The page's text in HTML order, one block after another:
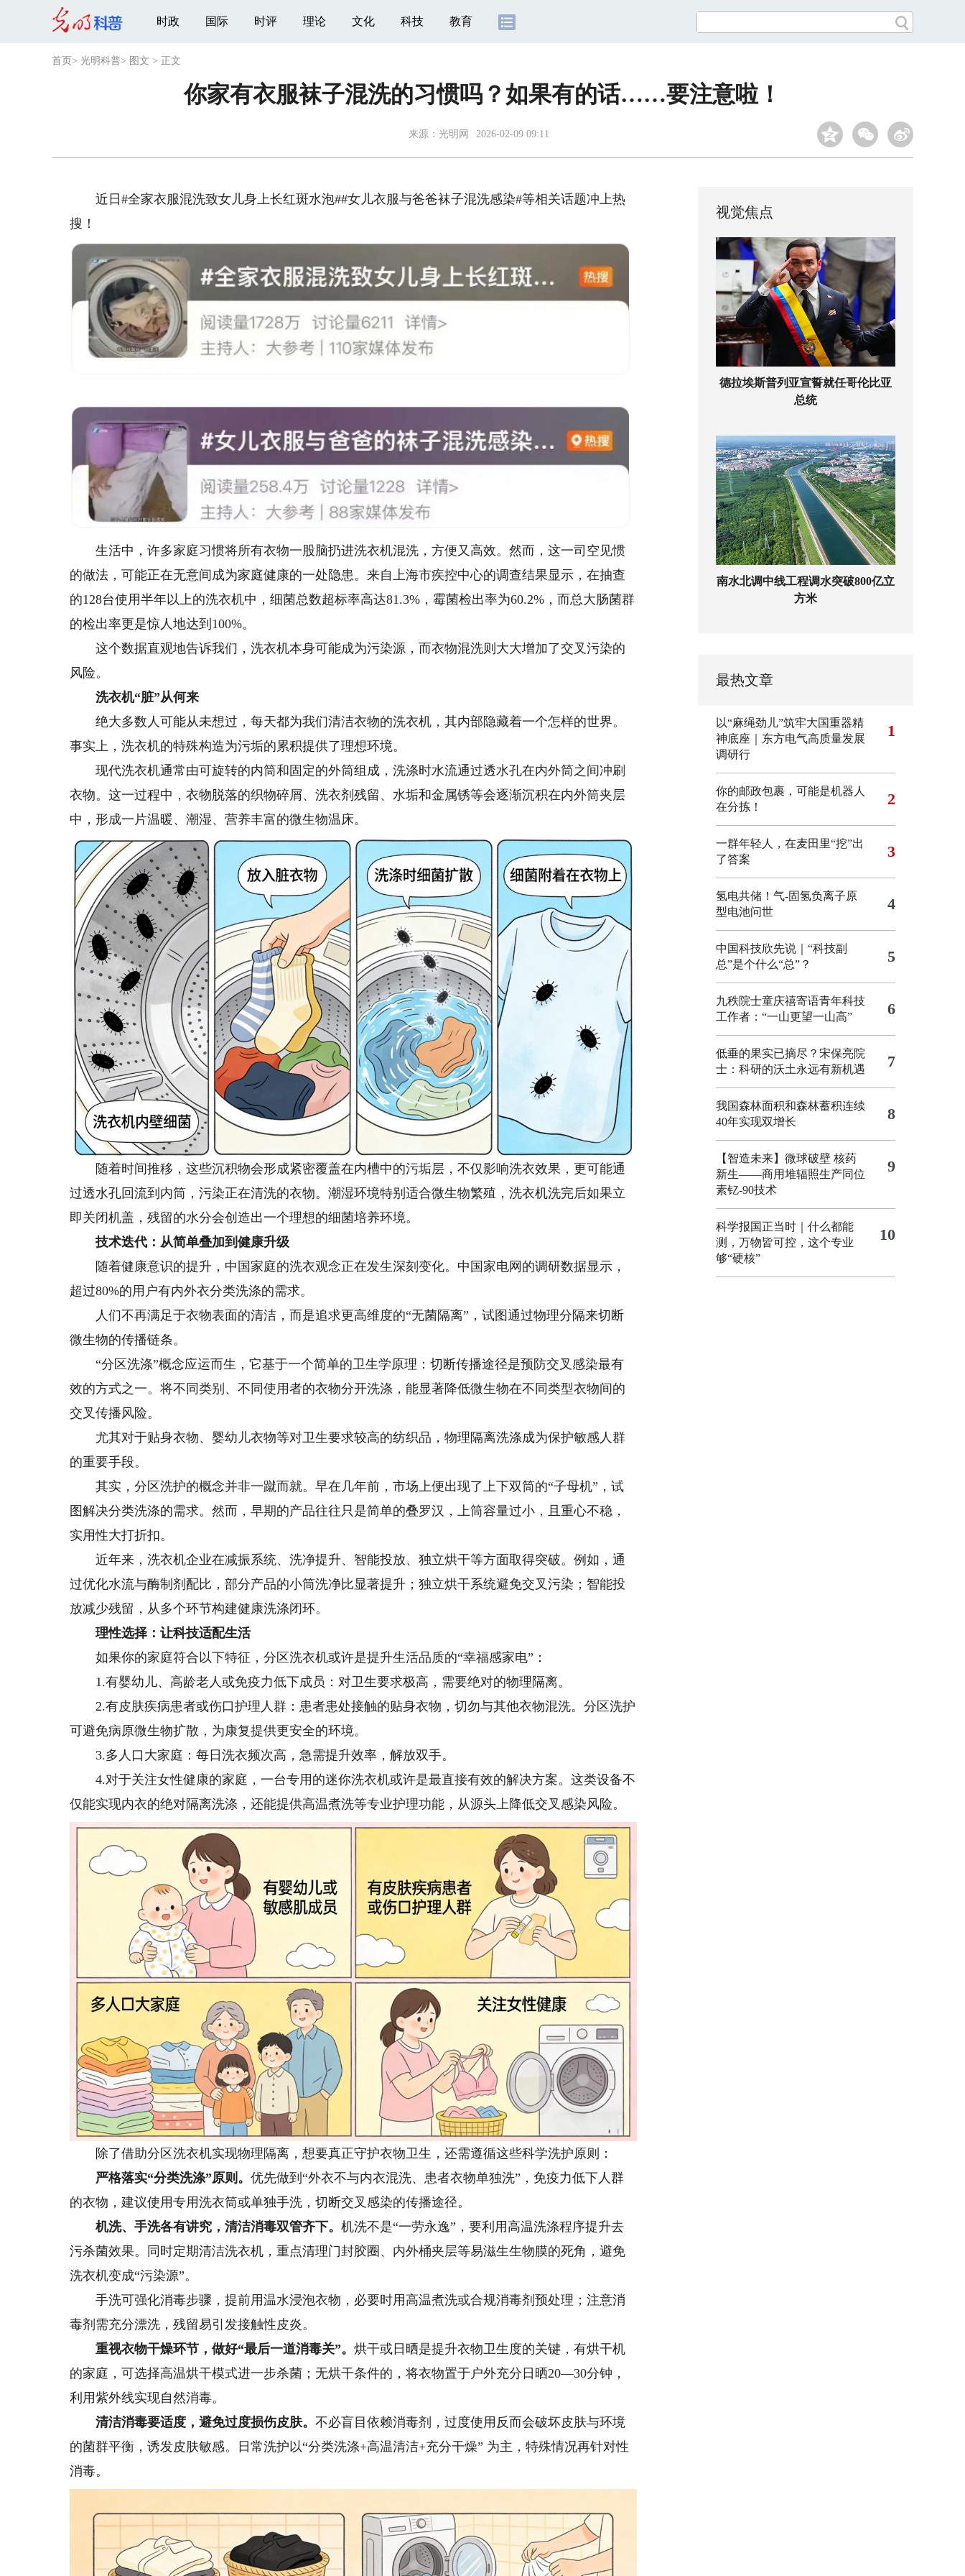
时政 国际 时评 理论 文化 科技 教育
首页 > 光明科普> 图文 > 正文
你家有衣服袜子混洗的习惯吗？如果有的话……要注意啦！
来源： 光明网 2026-02-09 09:11
近日#全家衣服混洗致女儿身上长红斑水泡##女儿衣服与爸爸袜子混洗感染#等相关话题冲上热
搜！
生活中，许多家庭习惯将所有衣物一股脑扔进洗衣机混洗，方便又高效。然而，这一司空见惯
的做法，可能正在无意间成为家庭健康的一处隐患。来自上海市疾控中心的调查结果显示，在抽查
的128台使用半年以上的洗衣机中，细菌总数超标率高达81.3%，霉菌检出率为60.2%，而总大肠菌群
的检出率更是惊人地达到100%。
这个数据直观地告诉我们，洗衣机本身可能成为污染源，而衣物混洗则大大增加了交叉污染的
风险。
洗衣机“脏”从何来
绝大多数人可能从未想过，每天都为我们清洁衣物的洗衣机，其内部隐藏着一个怎样的世界。
事实上，洗衣机的特殊构造为污垢的累积提供了理想环境。
现代洗衣机通常由可旋转的内筒和固定的外筒组成，洗涤时水流通过透水孔在内外筒之间冲刷
衣物。这一过程中，衣物脱落的织物碎屑、洗衣剂残留、水垢和金属锈等会逐渐沉积在内外筒夹层
中，形成一片温暖、潮湿、营养丰富的微生物温床。
随着时间推移，这些沉积物会形成紧密覆盖在内槽中的污垢层，不仅影响洗衣效果，更可能通
过透水孔回流到内筒，污染正在清洗的衣物。潮湿环境特别适合微生物繁殖，洗衣机洗完后如果立
即关闭机盖，残留的水分会创造出一个理想的细菌培养环境。
技术迭代：从简单叠加到健康升级
随着健康意识的提升，中国家庭的洗衣观念正在发生深刻变化。中国家电网的调研数据显示，
超过80%的用户有内外衣分类洗涤的需求。
人们不再满足于衣物表面的清洁，而是追求更高维度的“无菌隔离”，试图通过物理分隔来切断
微生物的传播链条。
“分区洗涤”概念应运而生，它基于一个简单的卫生学原理：切断传播途径是预防交叉感染最有
效的方式之一。将不同类别、不同使用者的衣物分开洗涤，能显著降低微生物在不同类型衣物间的
交叉传播风险。
尤其对于贴身衣物、婴幼儿衣物等对卫生要求较高的纺织品，物理隔离洗涤成为保护敏感人群
的重要手段。
其实，分区洗护的概念并非一蹴而就。早在几年前，市场上便出现了上下双筒的“子母机”，试
图解决分类洗涤的需求。然而，早期的产品往往只是简单的叠罗汉，上筒容量过小，且重心不稳，
实用性大打折扣。
近年来，洗衣机企业在减振系统、洗净提升、智能投放、独立烘干等方面取得突破。例如，通
过优化水流与酶制剂配比，部分产品的小筒洗净比显著提升；独立烘干系统避免交叉污染；智能投
放减少残留，从多个环节构建健康洗涤闭环。
理性选择：让科技适配生活
如果你的家庭符合以下特征，分区洗衣机或许是提升生活品质的“幸福感家电”：
1.有婴幼儿、高龄老人或免疫力低下成员：对卫生要求极高，需要绝对的物理隔离。
2.有皮肤疾病患者或伤口护理人群：患者患处接触的贴身衣物，切勿与其他衣物混洗。分区洗护
可避免病原微生物扩散，为康复提供更安全的环境。
3.多人口大家庭：每日洗衣频次高，急需提升效率，解放双手。
4.对于关注女性健康的家庭，一台专用的迷你洗衣机或许是最直接有效的解决方案。这类设备不
仅能实现内衣的绝对隔离洗涤，还能提供高温煮洗等专业护理功能，从源头上降低交叉感染风险。
除了借助分区洗衣机实现物理隔离，想要真正守护衣物卫生，还需遵循这些科学洗护原则：
严格落实“分类洗涤”原则。优先做到“外衣不与内衣混洗、患者衣物单独洗”，免疫力低下人群
的衣物，建议使用专用洗衣筒或单独手洗，切断交叉感染的传播途径。
机洗、手洗各有讲究，清洁消毒双管齐下。机洗不是“一劳永逸”，要利用高温洗涤程序提升去
污杀菌效果。同时定期清洁洗衣机，重点清理门封胶圈、内外桶夹层等易滋生生物膜的死角，避免
洗衣机变成“污染源”。
手洗可强化消毒步骤，提前用温水浸泡衣物，必要时用高温煮洗或合规消毒剂预处理；注意消
毒剂需充分漂洗，残留易引发接触性皮炎。
重视衣物干燥环节，做好“最后一道消毒关”。烘干或日晒是提升衣物卫生度的关键，有烘干机
的家庭，可选择高温烘干模式进一步杀菌；无烘干条件的，将衣物置于户外充分日晒20—30分钟，
利用紫外线实现自然消毒。
清洁消毒要适度，避免过度损伤皮肤。不必盲目依赖消毒剂，过度使用反而会破坏皮肤与环境
的菌群平衡，诱发皮肤敏感。日常洗护以“分类洗涤+高温清洁+充分干燥” 为主，特殊情况再针对性
消毒。
视觉焦点
德拉埃斯普列亚宣誓就任哥伦比亚
总统
南水北调中线工程调水突破800亿立
方米
最热文章
以“麻绳劲儿”筑牢大国重器精
神底座｜东方电气高质量发展
调研行
1
你的邮政包裹，可能是机器人
在分拣！
2
一群年轻人，在麦田里“挖”出
了答案
3
氢电共储！气-固氢负离子原
型电池问世
4
中国科技欣先说｜“科技副
总”是个什么“总”？
5
九秩院士童庆禧寄语青年科技
工作者：“一山更望一山高”
6
低垂的果实已摘尽？宋保亮院
士：科研的沃土永远有新机遇
7
我国森林面积和森林蓄积连续
40年实现双增长
8
【智造未来】微球破壁 核药
新生——商用堆辐照生产同位
素钇-90技术
9
科学报国正当时｜什么都能
测，万物皆可控，这个专业
够“硬核”
10